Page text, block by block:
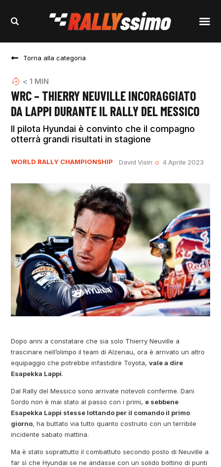
Torna alla categoria
< 1 MIN
WRC – THIERRY NEUVILLE INCORAGGIATO
DA LAPPI DURANTE IL RALLY DEL MESSICO
Il pilota Hyundai è convinto che il compagno
otterrà grandi risultati in stagione
WORLD RALLY CHAMPIONSHIP David Visin 4 Aprile 2023
Dopo anni a constatare che sia solo Thierry Neuville a
trascinare nell’olimpo il team di Alzenau, ora è arrivato un altro
equipaggio che potrebbe infastidire Toyota,vale a dire
Esapekka Lappi.
Dal Rally del Messico sono arrivate notevoli conferme. Dani
Sordo non è mai stato al passo con i primi, e sebbene
Esapekka Lappi stesse lottando per il comando il primo
giorno, ha buttato via tutto quanto costruito con un terribile
incidente sabato mattina.
Ma è stato soprattutto il combattuto secondo posto di Neuville a
far sì che Hyundai se ne andasse con un solido bottino di punti